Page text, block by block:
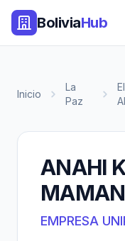
BoliviaHub
Inicio
La
Paz
El
ANAHI
EMPRESA